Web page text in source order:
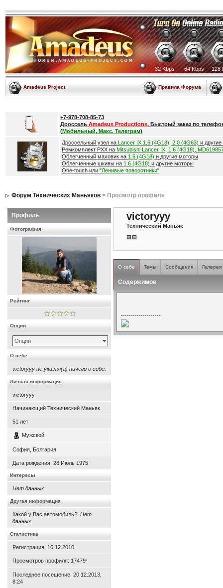
32 Kbps 64 Kbps 128
Amadeus Project Правила Форума
+7-978-708-85-73
Дроссель Amadeus Productions. Быстрый заказ по
(Мобильный, Макс, Телеграм)
Дроссельный узел на Lancer IX 1.6 (4G18), 2.0 (4G63) и
Ремкомплект РХХ на Mitsubishi Lancer IX, 1.6 (4G18),
Облегченный маховик на 1.6 (4G18) и другие моторы
Облегченные шкивы на 1.6 (4G18) и другие моторы
One-touch или "Ленивые поворотники"
Форум Технических Маньяков> Просмотр профиля
Профиль
Фотография
Рейтинг
Опции
Опции
О себе
victoryyy не указал(а) ничего о себе.
Личная информация
victoryyy
Начинающий Технический Маньяк
51 лет
Мужской
София, Болгария
Дата рождения: 28 Июль 1975
Интересы
Нет данных
Другая информация
Какой у Вас автомобиль?: Нет
данных
Статистика
Регистрация: 16.12.2010
Просмотров профиля: 17479*
Последнее посещение: 20.12.2013,
8:24
victoryyy
Технический Маньяк
О себе Темы Сообщения Галерея
Содержимое
--------------------